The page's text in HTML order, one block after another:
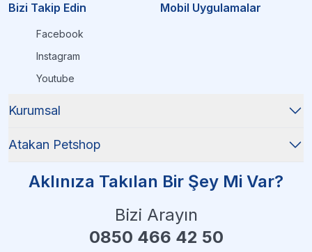
Bizi Takip Edin
Facebook
Instagram
Youtube
Mobil Uygulamalar
Kurumsal
Atakan Petshop
Aklınıza Takılan Bir Şey Mi Var?
Bizi Arayın
0850 466 42 50